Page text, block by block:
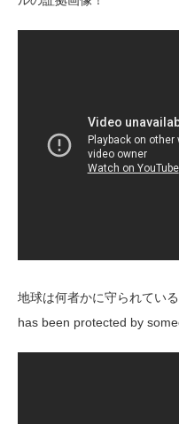
地球は何者かに守られてい
has been protected by